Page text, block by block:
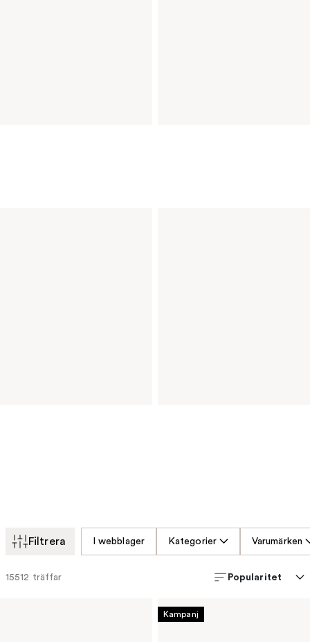
Filtrera I webblager Kategorier Varumärken
15512 träffar Popularitet
Kampanj